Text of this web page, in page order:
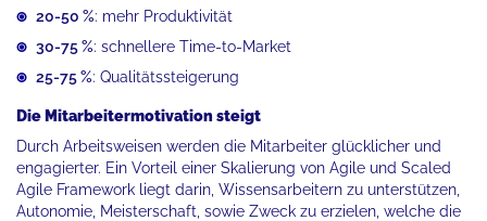
20-50 %: mehr Produktivität
30-75 %: schnellere Time-to-Market
25-75 %: Qualitätssteigerung
Die Mitarbeitermotivation steigt
Durch Arbeitsweisen werden die Mitarbeiter glücklicher und
engagierter. Ein Vorteil einer Skalierung von Agile und Scaled
Agile Framework liegt darin, Wissensarbeitern zu unterstützen,
Autonomie, Meisterschaft, sowie Zweck zu erzielen, welche die